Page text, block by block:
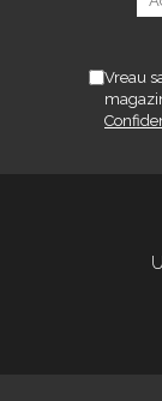
Vreau